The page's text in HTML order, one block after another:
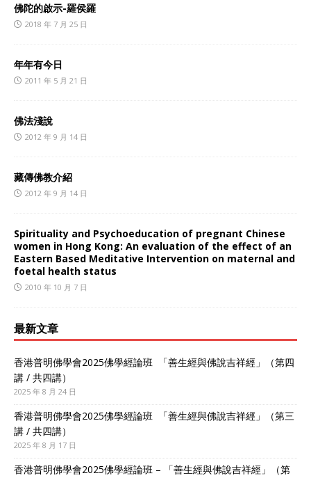
佛陀的啟示-羅侯羅
2018 年 7 月 25 日
年年有今日
2011 年 5 月 21 日
佛法淺說
2012 年 9 月 14 日
藏傳佛教介紹
2012 年 9 月 14 日
Spirituality and Psychoeducation of pregnant Chinese
women in Hong Kong: An evaluation of the effect of an
Eastern Based Meditative Intervention on maternal and
foetal health status
2010 年 10 月 7 日
最新文章
香港普明佛學會2025佛學經論班 「善生經與佛說吉祥經」（第四
講 / 共四講）
2025 年 8 月 24 日
香港普明佛學會2025佛學經論班 「善生經與佛說吉祥經」（第三
講 / 共四講）
2025 年 8 月 17 日
香港普明佛學會2025佛學經論班 – 「善生經與佛說吉祥經」（第